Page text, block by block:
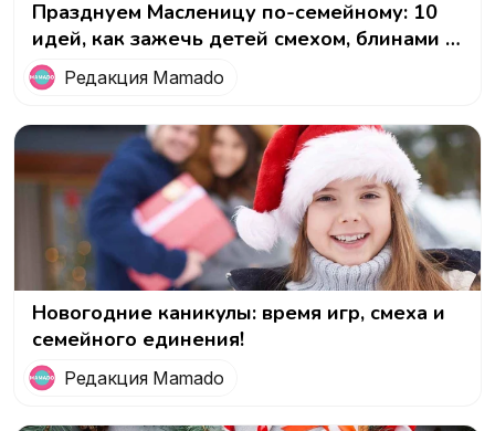
Празднуем Масленицу по-семейному: 10
идей, как зажечь детей смехом, блинами и
забавами!
Редакция Mamado
Новогодние каникулы: время игр, смеха и
семейного единения!
Редакция Mamado